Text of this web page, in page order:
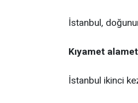
İstanbul,
Kıyamet
İstanbul ikinci